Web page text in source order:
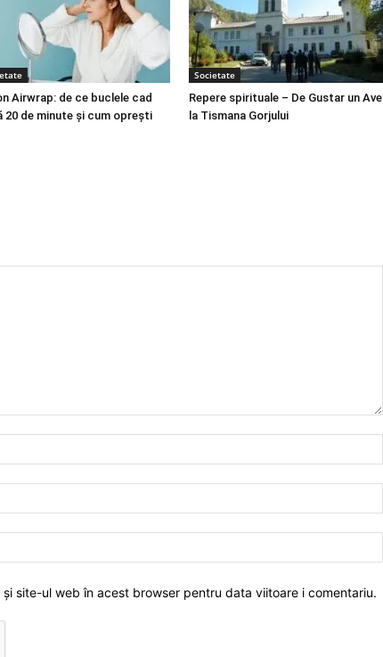
Airwrap: de ce buclele cad
20 de minute și cum oprești
Societate
Repere spirituale – De Gustar un Ave
la Tismana Gorjului
site-ul web în acest browser pentru data viitoare i comentariu.